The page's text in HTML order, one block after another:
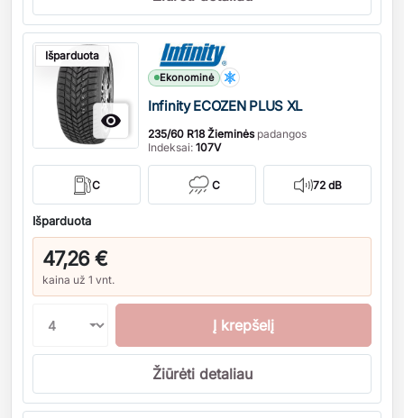
Išparduota

Ekonominė
Infinity ECOZEN PLUS XL
235/60 R18 Žieminėspadangos
Indeksai: 107V
C C 72 dB
Išparduota
47,26 €
kaina už 1 vnt.
Kiekis
Į krepšelį
Žiūrėti detaliau